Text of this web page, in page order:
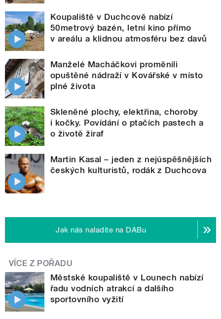
Koupaliště v Duchcově nabízí
50metrový bazén, letní kino přímo
v areálu a klidnou atmosféru bez davů
Manželé Macháčkovi proměnili
opuštěné nádraží v Kovářské v místo
plné života
Skleněné plochy, elektřina, choroby
i kočky. Povídání o ptačích pastech a
o životě žiraf
Martin Kasal – jeden z nejúspěšnějších
českých kulturistů, rodák z Duchcova
Jak nás naladíte na DABu
VÍCE Z POŘADU
Městské koupaliště v Lounech nabízí
řadu vodních atrakcí a dalšího
sportovního vyžití